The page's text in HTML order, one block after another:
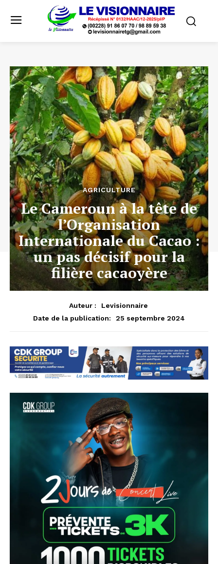
AGRICULTURE
Le Cameroun à la tête de
l’Organisation
Internationale du Cacao :
un pas décisif pour la
filière cacaoyère
Auteur :
Levisionnaire
Date de la publication:
25 septembre 2024